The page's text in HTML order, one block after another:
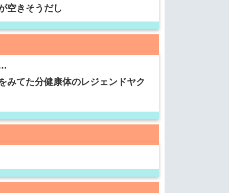
空きそうだし
みてた分健康体のレジェンドヤク